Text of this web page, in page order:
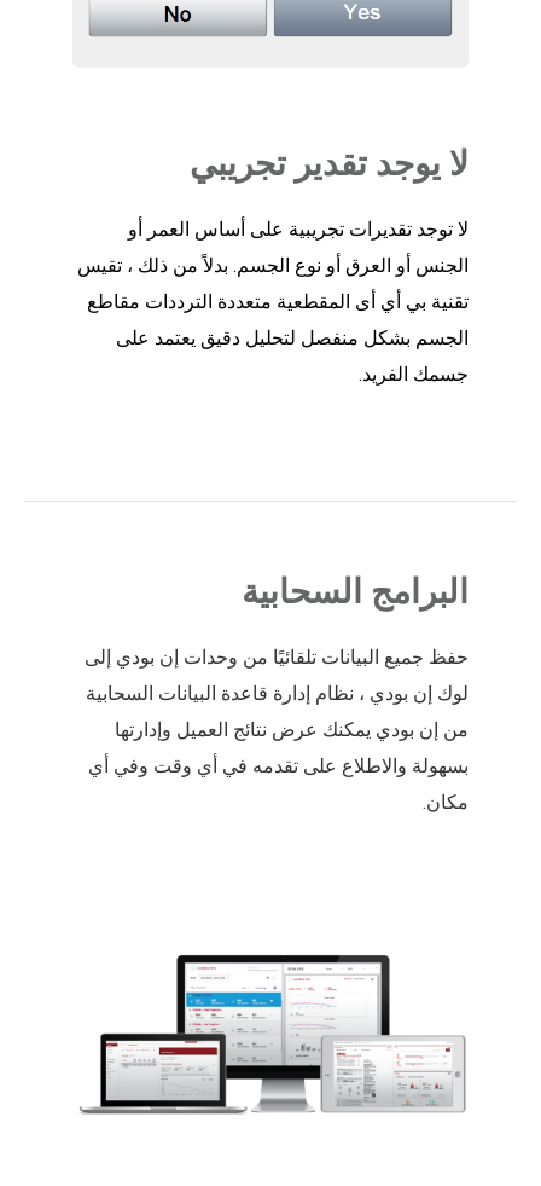
لا يوجد تقدير تجريبي
لا توجد تقديرات تجريبية على أساس العمر أو
الجنس أو العرق أو نوع الجسم. بدلاً من ذلك ، تقيس
تقنية بي أي أى المقطعية متعددة الترددات مقاطع
الجسم بشكل منفصل لتحليل دقيق يعتمد على
جسمك الفريد.
البرامج السحابية
حفظ جميع البيانات تلقائيًا من وحدات إن بودي إلى
لوك إن بودي ، نظام إدارة قاعدة البيانات السحابية
من إن بودي يمكنك عرض نتائج العميل وإدارتها
بسهولة والاطلاع على تقدمه في أي وقت وفي أي
مكان.